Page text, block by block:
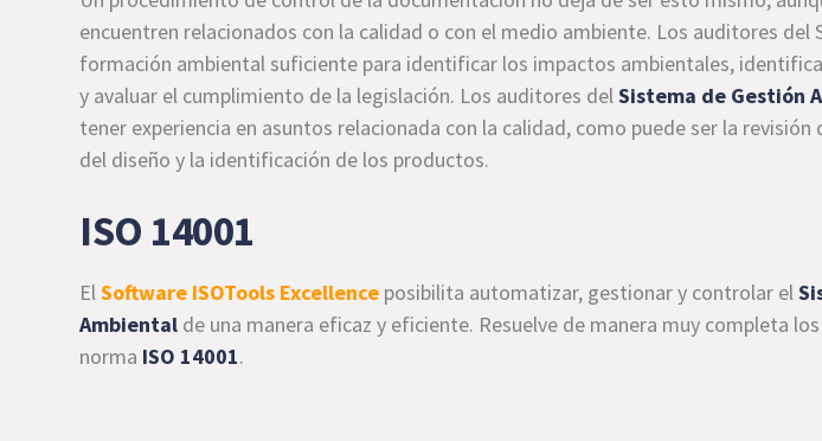
encuentren relacionados con la calidad o con el medio ambiente. Los auditores del
formación ambiental suficiente para identificar los impactos ambientales,
y avaluar el cumplimiento de la legislación. Los auditores delSistema de Gestión
tener experiencia en asuntos relacionada con la calidad, como puede ser la
del diseño y la identificación de los productos.
ISO 14001
ElSoftware ISOTools Excellence posibilita automatizar, gestionar y controlar el
Ambiental de una manera eficaz y eficiente. Resuelve de manera muy completa
norma ISO 14001.